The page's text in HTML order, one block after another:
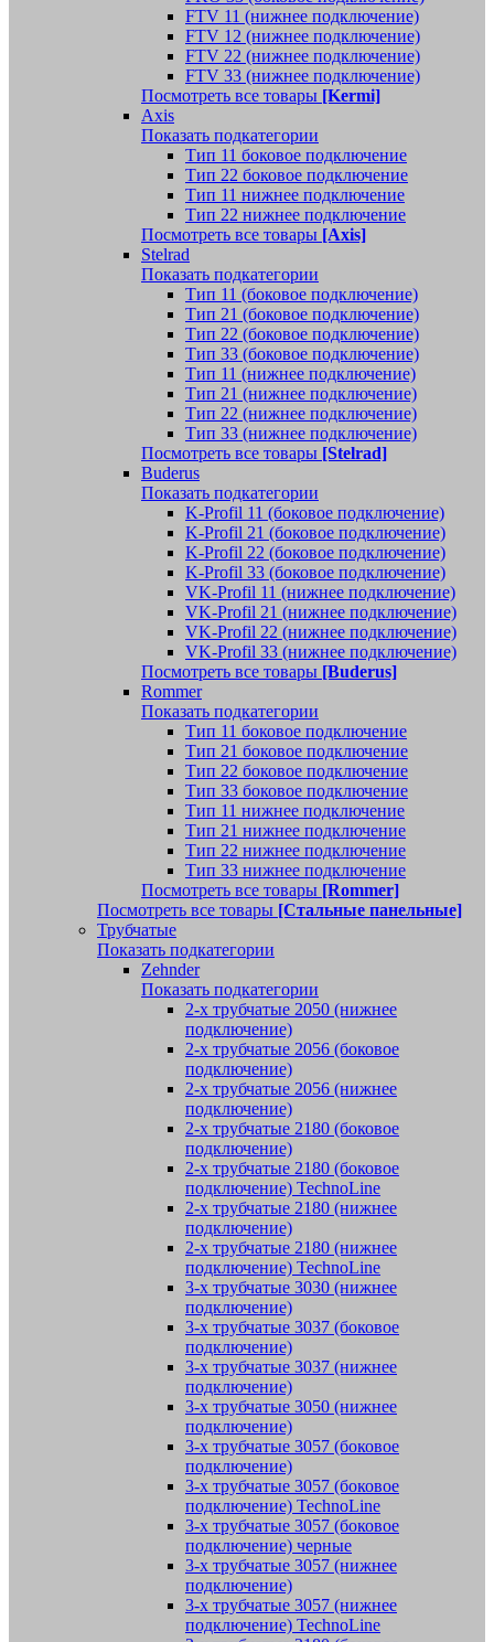
FTV 11 (нижнее подключение)
FTV 12 (нижнее подключение)
FTV 22 (нижнее подключение)
FTV 33 (нижнее подключение)
Посмотреть все товары [Kermi]
Axis
Показать подкатегории
Тип 11 боковое подключение
Тип 22 боковое подключение
Тип 11 нижнее подключение
Тип 22 нижнее подключение
Посмотреть все товары [Axis]
Stelrad
Показать подкатегории
Tип 11 (боковое подключение)
Тип 21 (боковое подключение)
Тип 22 (боковое подключение)
Тип 33 (боковое подключение)
Тип 11 (нижнее подключение)
Тип 21 (нижнее подключение)
Тип 22 (нижнее подключение)
Тип 33 (нижнее подключение)
Посмотреть все товары [Stelrad]
Buderus
Показать подкатегории
K-Profil 11 (боковое подключение)
K-Profil 21 (боковое подключение)
K-Profil 22 (боковое подключение)
K-Profil 33 (боковое подключение)
VK-Profil 11 (нижнее подключение)
VK-Profil 21 (нижнее подключение)
VK-Profil 22 (нижнее подключение)
VK-Profil 33 (нижнее подключение)
Посмотреть все товары [Buderus]
Rommer
Показать подкатегории
Тип 11 боковое подключение
Тип 21 боковое подключение
Тип 22 боковое подключение
Тип 33 боковое подключение
Тип 11 нижнее подключение
Тип 21 нижнее подключение
Тип 22 нижнее подключение
Тип 33 нижнее подключение
Посмотреть все товары [Rommer]
Посмотреть все товары [Стальные панельные]
Трубчатые
Показать подкатегории
Zehnder
Показать подкатегории
2-х трубчатые 2050 (нижнее
подключение)
2-х трубчатые 2056 (боковое
подключение)
2-х трубчатые 2056 (нижнее
подключение)
2-х трубчатые 2180 (боковое
подключение)
2-х трубчатые 2180 (боковое
подключение) TechnoLine
2-х трубчатые 2180 (нижнее
подключение)
2-х трубчатые 2180 (нижнее
подключение) TechnoLine
3-х трубчатые 3030 (нижнее
подключение)
3-х трубчатые 3037 (боковое
подключение)
3-х трубчатые 3037 (нижнее
подключение)
3-х трубчатые 3050 (нижнее
подключение)
3-х трубчатые 3057 (боковое
подключение)
3-х трубчатые 3057 (боковое
подключение) TechnoLine
3-х трубчатые 3057 (боковое
подключение) черные
3-х трубчатые 3057 (нижнее
подключение)
3-х трубчатые 3057 (нижнее
подключение) TechnoLine